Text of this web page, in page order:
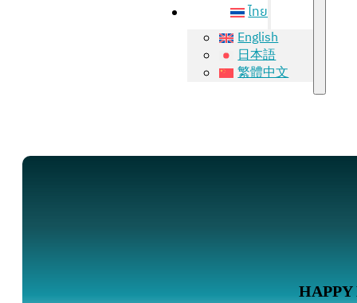
ไทย
English
日本語
繁體中文
HAPPY